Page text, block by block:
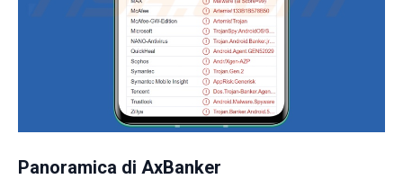
Panoramica di AxBanker